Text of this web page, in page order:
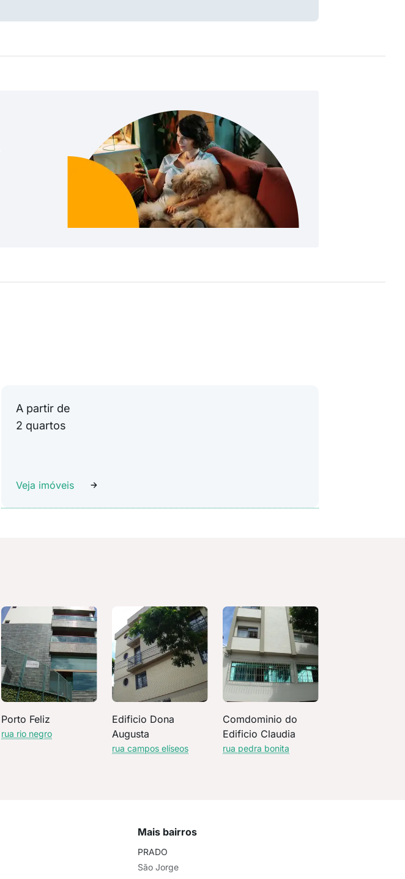
A partir de
2 quartos
Veja imóveis
Porto Feliz
rua rio negro
Edificio Dona
Augusta
rua campos elíseos
Comdominio do
Edificio Claudia
rua pedra bonita
Mais bairros
PRADO
São Jorge